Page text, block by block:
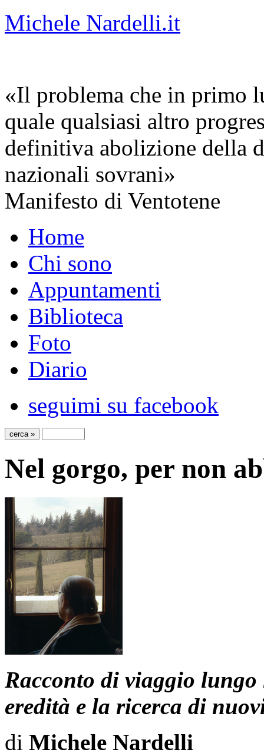
Michele Nardelli.it
«Il problema che in primo
quale qualsiasi altro
definitiva abolizione della
nazionali sovrani»
Manifesto di Ventotene
Home
Chi sono
Appuntamenti
Biblioteca
Foto
Diario
seguimi su facebook
Nel gorgo, per non
Racconto di viaggio
eredità e la ricerca di
di Michele Nardelli